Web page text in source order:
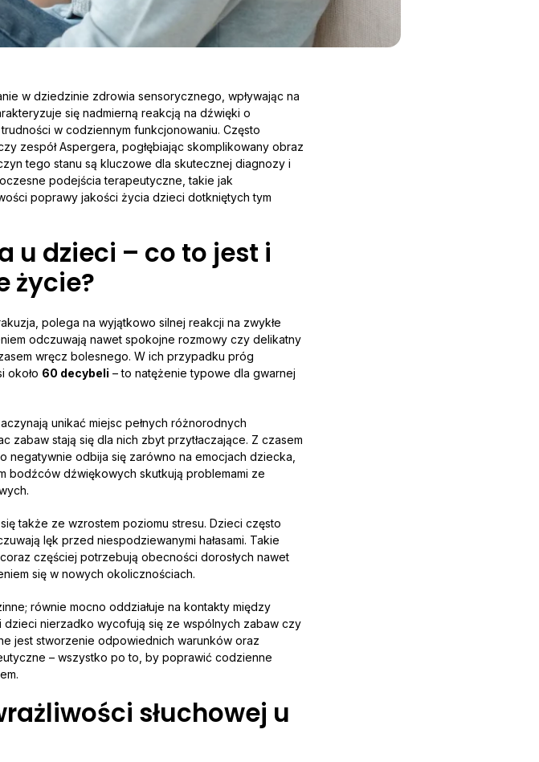
w dziedzinie zdrowia sensorycznego, wpływając na
się nadmierną reakcją na dźwięki o
w codziennym funkcjonowaniu. Często
zespół Aspergera, pogłębiając skomplikowany obraz
tego stanu są kluczowe dla skutecznej diagnozy i
podejścia terapeutyczne, takie jak
poprawy jakości życia dzieci dotkniętych tym
u dzieci – co to jest i
życie?
polega na wyjątkowo silnej reakcji na zwykłe
odczuwają nawet spokojne rozmowy czy delikatny
wręcz bolesnego. W ich przypadku próg
około 60 decybeli – to natężenie typowe dla gwarnej
unikać miejsc pełnych różnorodnych
zabaw stają się dla nich zbyt przytłaczające. Z czasem
odbija się zarówno na emocjach dziecka,
bodźców dźwiękowych skutkują problemami ze
także ze wzrostem poziomu stresu. Dzieci często
lęk przed niespodziewanymi hałasami. Takie
częściej potrzebują obecności dorosłych nawet
się w nowych okolicznościach.
równie mocno oddziałuje na kontakty między
nierzadko wycofują się ze wspólnych zabaw czy
jest stworzenie odpowiednich warunków oraz
– wszystko po to, by poprawić codzienne
słuchowej u